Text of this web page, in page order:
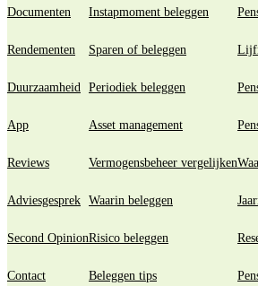
Documenten
Rendementen
Duurzaamheid
App
Reviews
Adviesgesprek
Second Opinion
Contact
Instapmoment beleggen
Sparen of beleggen
Periodiek beleggen
Asset management
Vermogensbeheer vergelijken
Waarin beleggen
Risico beleggen
Beleggen tips